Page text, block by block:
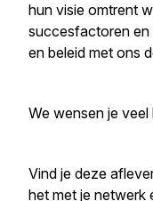
hun visie omtrent
succesfactoren en
en beleid met ons
We wensen je veel
Vind je deze
het met je netwerk